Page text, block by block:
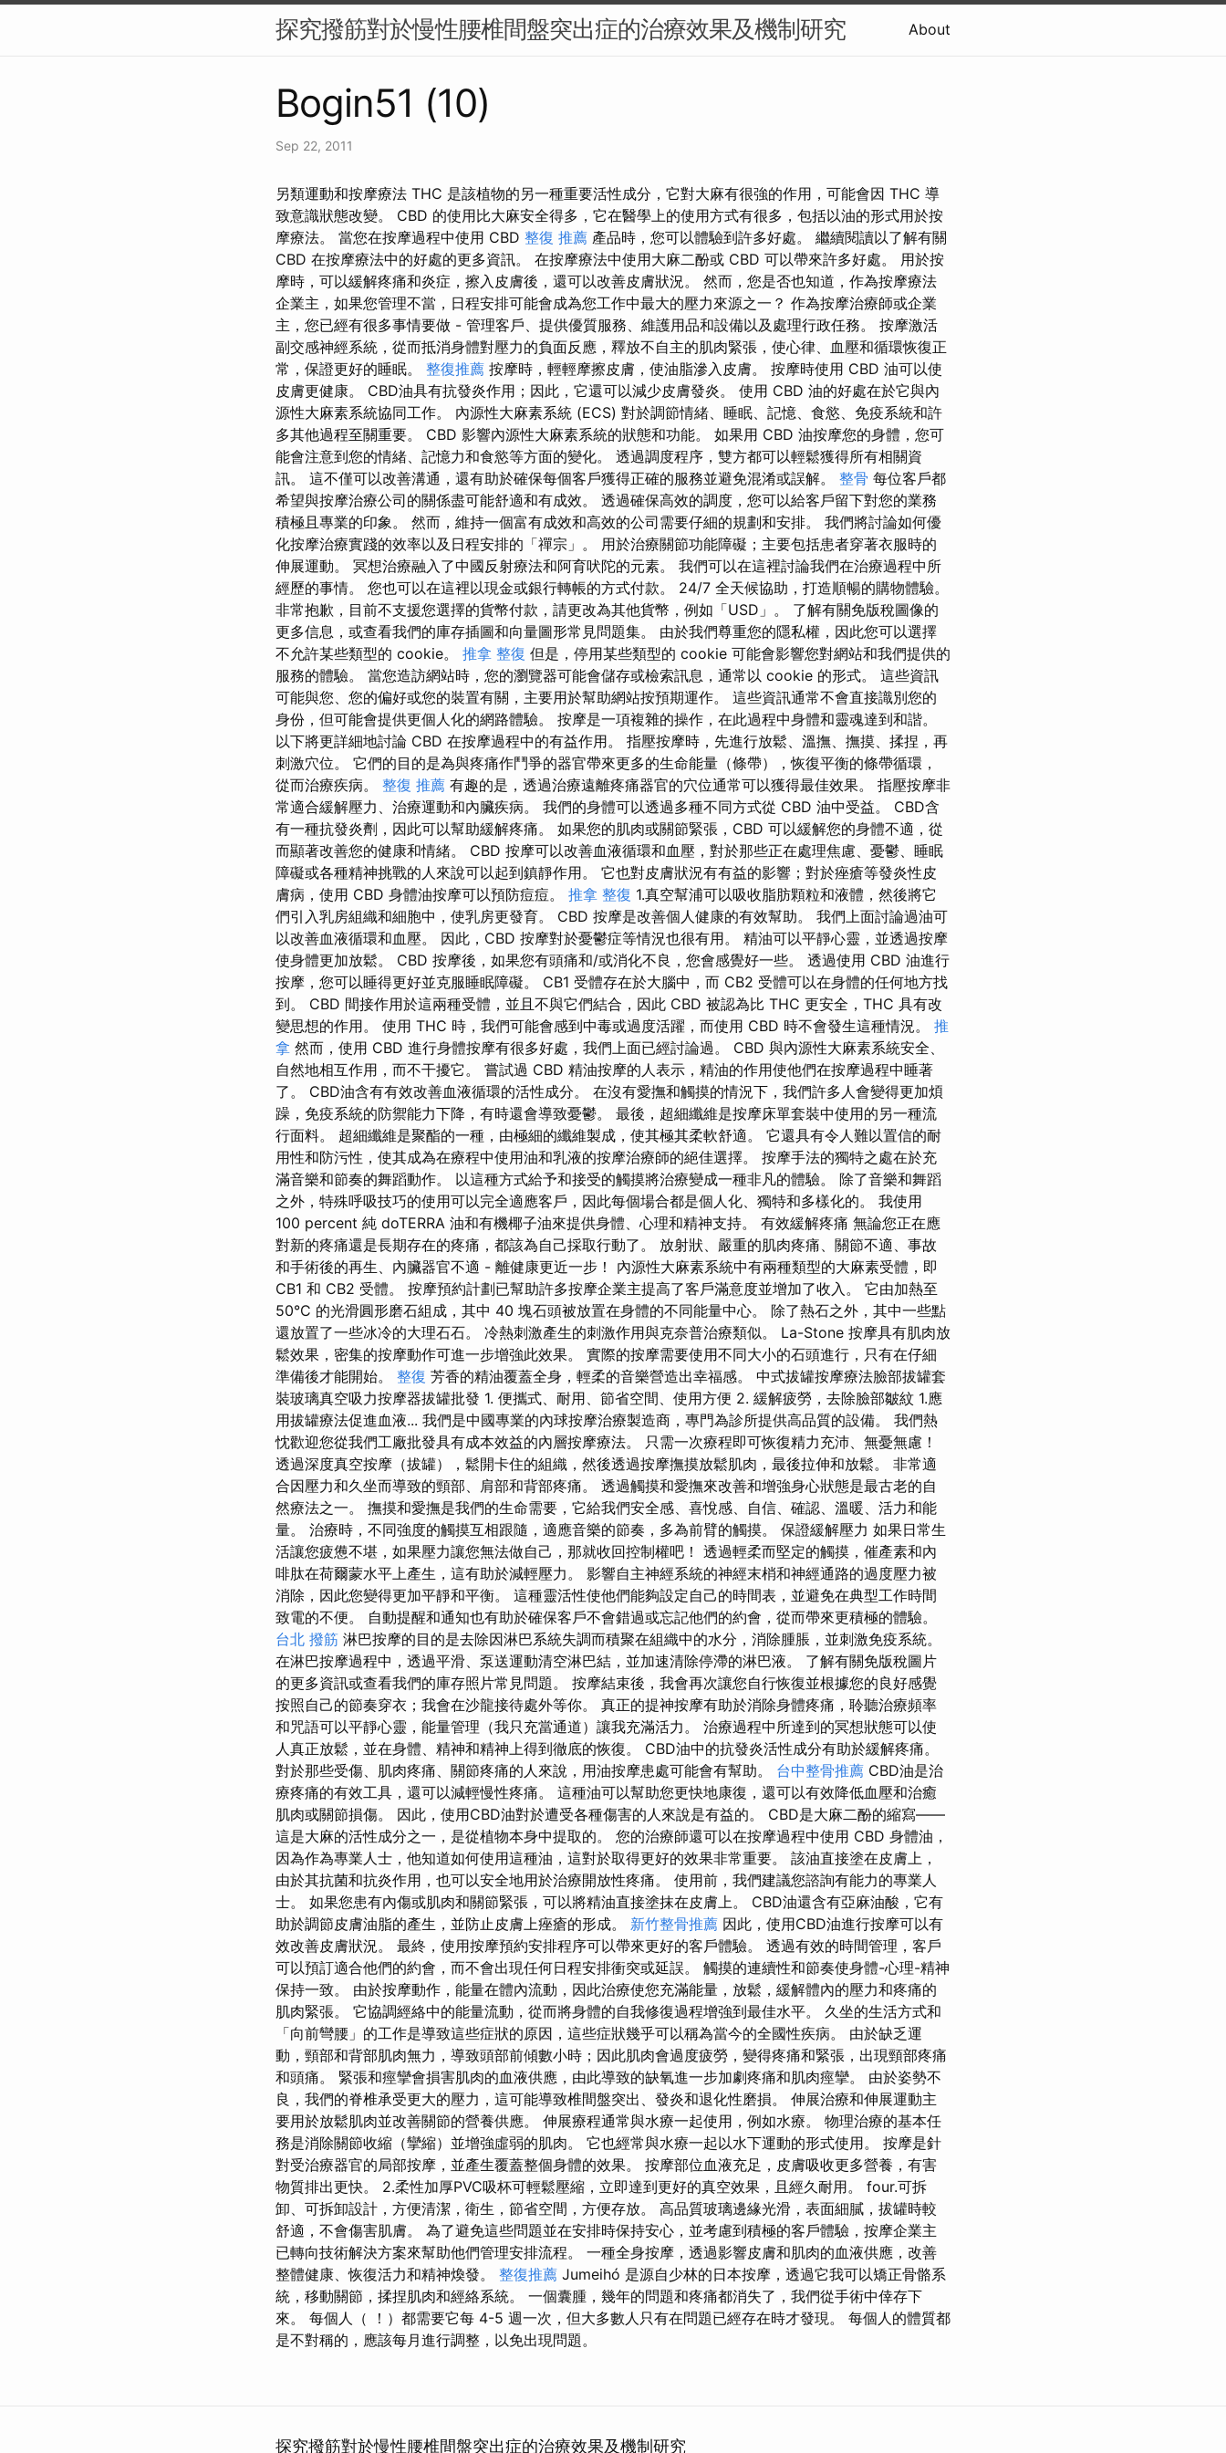
探究撥筋對於慢性腰椎間盤突出症的治療效果及機制研究 About
Bogin51 (10)
Sep 22, 2011
另類運動和按摩療法 THC 是該植物的另一種重要活性成分，它對大麻有很強的作用，可能會因 THC 導
致意識狀態改變。 CBD 的使用比大麻安全得多，它在醫學上的使用方式有很多，包括以油的形式用於按
摩療法。 當您在按摩過程中使用 CBD 整復 推薦 產品時，您可以體驗到許多好處。 繼續閱讀以了解有關
CBD 在按摩療法中的好處的更多資訊。 在按摩療法中使用大麻二酚或 CBD 可以帶來許多好處。 用於按
摩時，可以緩解疼痛和炎症，擦入皮膚後，還可以改善皮膚狀況。 然而，您是否也知道，作為按摩療法
企業主，如果您管理不當，日程安排可能會成為您工作中最大的壓力來源之一？ 作為按摩治療師或企業
主，您已經有很多事情要做 - 管理客戶、提供優質服務、維護用品和設備以及處理行政任務。 按摩激活
副交感神經系統，從而抵消身體對壓力的負面反應，釋放不自主的肌肉緊張，使心律、血壓和循環恢復正
常，保證更好的睡眠。 整復推薦 按摩時，輕輕摩擦皮膚，使油脂滲入皮膚。 按摩時使用 CBD 油可以使
皮膚更健康。 CBD油具有抗發炎作用；因此，它還可以減少皮膚發炎。 使用 CBD 油的好處在於它與內
源性大麻素系統協同工作。 內源性大麻素系統 (ECS) 對於調節情緒、睡眠、記憶、食慾、免疫系統和許
多其他過程至關重要。 CBD 影響內源性大麻素系統的狀態和功能。 如果用 CBD 油按摩您的身體，您可
能會注意到您的情緒、記憶力和食慾等方面的變化。 透過調度程序，雙方都可以輕鬆獲得所有相關資
訊。 這不僅可以改善溝通，還有助於確保每個客戶獲得正確的服務並避免混淆或誤解。 整骨 每位客戶都
希望與按摩治療公司的關係盡可能舒適和有成效。 透過確保高效的調度，您可以給客戶留下對您的業務
積極且專業的印象。 然而，維持一個富有成效和高效的公司需要仔細的規劃和安排。 我們將討論如何優
化按摩治療實踐的效率以及日程安排的「禪宗」。 用於治療關節功能障礙；主要包括患者穿著衣服時的
伸展運動。 冥想治療融入了中國反射療法和阿育吠陀的元素。 我們可以在這裡討論我們在治療過程中所
經歷的事情。 您也可以在這裡以現金或銀行轉帳的方式付款。 24/7 全天候協助，打造順暢的購物體驗。
非常抱歉，目前不支援您選擇的貨幣付款，請更改為其他貨幣，例如「USD」。 了解有關免版稅圖像的
更多信息，或查看我們的庫存插圖和向量圖形常見問題集。 由於我們尊重您的隱私權，因此您可以選擇
不允許某些類型的 cookie。 推拿 整復 但是，停用某些類型的 cookie 可能會影響您對網站和我們提供的
服務的體驗。 當您造訪網站時，您的瀏覽器可能會儲存或檢索訊息，通常以 cookie 的形式。 這些資訊
可能與您、您的偏好或您的裝置有關，主要用於幫助網站按預期運作。 這些資訊通常不會直接識別您的
身份，但可能會提供更個人化的網路體驗。 按摩是一項複雜的操作，在此過程中身體和靈魂達到和諧。
以下將更詳細地討論 CBD 在按摩過程中的有益作用。 指壓按摩時，先進行放鬆、溫撫、撫摸、揉捏，再
刺激穴位。 它們的目的是為與疼痛作鬥爭的器官帶來更多的生命能量（條帶），恢復平衡的條帶循環，
從而治療疾病。 整復 推薦 有趣的是，透過治療遠離疼痛器官的穴位通常可以獲得最佳效果。 指壓按摩非
常適合緩解壓力、治療運動和內臟疾病。 我們的身體可以透過多種不同方式從 CBD 油中受益。 CBD含
有一種抗發炎劑，因此可以幫助緩解疼痛。 如果您的肌肉或關節緊張，CBD 可以緩解您的身體不適，從
而顯著改善您的健康和情緒。 CBD 按摩可以改善血液循環和血壓，對於那些正在處理焦慮、憂鬱、睡眠
障礙或各種精神挑戰的人來說可以起到鎮靜作用。 它也對皮膚狀況有有益的影響；對於痤瘡等發炎性皮
膚病，使用 CBD 身體油按摩可以預防痘痘。 推拿 整復 1.真空幫浦可以吸收脂肪顆粒和液體，然後將它
們引入乳房組織和細胞中，使乳房更發育。 CBD 按摩是改善個人健康的有效幫助。 我們上面討論過油可
以改善血液循環和血壓。 因此，CBD 按摩對於憂鬱症等情況也很有用。 精油可以平靜心靈，並透過按摩
使身體更加放鬆。 CBD 按摩後，如果您有頭痛和/或消化不良，您會感覺好一些。 透過使用 CBD 油進行
按摩，您可以睡得更好並克服睡眠障礙。 CB1 受體存在於大腦中，而 CB2 受體可以在身體的任何地方找
到。 CBD 間接作用於這兩種受體，並且不與它們結合，因此 CBD 被認為比 THC 更安全，THC 具有改
變思想的作用。 使用 THC 時，我們可能會感到中毒或過度活躍，而使用 CBD 時不會發生這種情況。 推
拿 然而，使用 CBD 進行身體按摩有很多好處，我們上面已經討論過。 CBD 與內源性大麻素系統安全、
自然地相互作用，而不干擾它。 嘗試過 CBD 精油按摩的人表示，精油的作用使他們在按摩過程中睡著
了。 CBD油含有有效改善血液循環的活性成分。 在沒有愛撫和觸摸的情況下，我們許多人會變得更加煩
躁，免疫系統的防禦能力下降，有時還會導致憂鬱。 最後，超細纖維是按摩床單套裝中使用的另一種流
行面料。 超細纖維是聚酯的一種，由極細的纖維製成，使其極其柔軟舒適。 它還具有令人難以置信的耐
用性和防污性，使其成為在療程中使用油和乳液的按摩治療師的絕佳選擇。 按摩手法的獨特之處在於充
滿音樂和節奏的舞蹈動作。 以這種方式給予和接受的觸摸將治療變成一種非凡的體驗。 除了音樂和舞蹈
之外，特殊呼吸技巧的使用可以完全適應客戶，因此每個場合都是個人化、獨特和多樣化的。 我使用
100 percent 純 doTERRA 油和有機椰子油來提供身體、心理和精神支持。 有效緩解疼痛 無論您正在應
對新的疼痛還是長期存在的疼痛，都該為自己採取行動了。 放射狀、嚴重的肌肉疼痛、關節不適、事故
和手術後的再生、內臟器官不適 - 離健康更近一步！ 內源性大麻素系統中有兩種類型的大麻素受體，即
CB1 和 CB2 受體。 按摩預約計劃已幫助許多按摩企業主提高了客戶滿意度並增加了收入。 它由加熱至
50°C 的光滑圓形磨石組成，其中 40 塊石頭被放置在身體的不同能量中心。 除了熱石之外，其中一些點
還放置了一些冰冷的大理石石。 冷熱刺激產生的刺激作用與克奈普治療類似。 La-Stone 按摩具有肌肉放
鬆效果，密集的按摩動作可進一步增強此效果。 實際的按摩需要使用不同大小的石頭進行，只有在仔細
準備後才能開始。 整復 芳香的精油覆蓋全身，輕柔的音樂營造出幸福感。 中式拔罐按摩療法臉部拔罐套
裝玻璃真空吸力按摩器拔罐批發 1. 便攜式、耐用、節省空間、使用方便 2. 緩解疲勞，去除臉部皺紋 1.應
用拔罐療法促進血液... 我們是中國專業的內球按摩治療製造商，專門為診所提供高品質的設備。 我們熱
忱歡迎您從我們工廠批發具有成本效益的內層按摩療法。 只需一次療程即可恢復精力充沛、無憂無慮！
透過深度真空按摩（拔罐），鬆開卡住的組織，然後透過按摩撫摸放鬆肌肉，最後拉伸和放鬆。 非常適
合因壓力和久坐而導致的頸部、肩部和背部疼痛。 透過觸摸和愛撫來改善和增強身心狀態是最古老的自
然療法之一。 撫摸和愛撫是我們的生命需要，它給我們安全感、喜悅感、自信、確認、溫暖、活力和能
量。 治療時，不同強度的觸摸互相跟隨，適應音樂的節奏，多為前臂的觸摸。 保證緩解壓力 如果日常生
活讓您疲憊不堪，如果壓力讓您無法做自己，那就收回控制權吧！ 透過輕柔而堅定的觸摸，催產素和內
啡肽在荷爾蒙水平上產生，這有助於減輕壓力。 影響自主神經系統的神經末梢和神經通路的過度壓力被
消除，因此您變得更加平靜和平衡。 這種靈活性使他們能夠設定自己的時間表，並避免在典型工作時間
致電的不便。 自動提醒和通知也有助於確保客戶不會錯過或忘記他們的約會，從而帶來更積極的體驗。
台北 撥筋 淋巴按摩的目的是去除因淋巴系統失調而積聚在組織中的水分，消除腫脹，並刺激免疫系統。
在淋巴按摩過程中，透過平滑、泵送運動清空淋巴結，並加速清除停滯的淋巴液。 了解有關免版稅圖片
的更多資訊或查看我們的庫存照片常見問題。 按摩結束後，我會再次讓您自行恢復並根據您的良好感覺
按照自己的節奏穿衣；我會在沙龍接待處外等你。 真正的提神按摩有助於消除身體疼痛，聆聽治療頻率
和咒語可以平靜心靈，能量管理（我只充當通道）讓我充滿活力。 治療過程中所達到的冥想狀態可以使
人真正放鬆，並在身體、精神和精神上得到徹底的恢復。 CBD油中的抗發炎活性成分有助於緩解疼痛。
對於那些受傷、肌肉疼痛、關節疼痛的人來說，用油按摩患處可能會有幫助。 台中整骨推薦 CBD油是治
療疼痛的有效工具，還可以減輕慢性疼痛。 這種油可以幫助您更快地康復，還可以有效降低血壓和治癒
肌肉或關節損傷。 因此，使用CBD油對於遭受各種傷害的人來說是有益的。 CBD是大麻二酚的縮寫——
這是大麻的活性成分之一，是從植物本身中提取的。 您的治療師還可以在按摩過程中使用 CBD 身體油，
因為作為專業人士，他知道如何使用這種油，這對於取得更好的效果非常重要。 該油直接塗在皮膚上，
由於其抗菌和抗炎作用，也可以安全地用於治療開放性疼痛。 使用前，我們建議您諮詢有能力的專業人
士。 如果您患有內傷或肌肉和關節緊張，可以將精油直接塗抹在皮膚上。 CBD油還含有亞麻油酸，它有
助於調節皮膚油脂的產生，並防止皮膚上痤瘡的形成。 新竹整骨推薦 因此，使用CBD油進行按摩可以有
效改善皮膚狀況。 最終，使用按摩預約安排程序可以帶來更好的客戶體驗。 透過有效的時間管理，客戶
可以預訂適合他們的約會，而不會出現任何日程安排衝突或延誤。 觸摸的連續性和節奏使身體-心理-精神
保持一致。 由於按摩動作，能量在體內流動，因此治療使您充滿能量，放鬆，緩解體內的壓力和疼痛的
肌肉緊張。 它協調經絡中的能量流動，從而將身體的自我修復過程增強到最佳水平。 久坐的生活方式和
「向前彎腰」的工作是導致這些症狀的原因，這些症狀幾乎可以稱為當今的全國性疾病。 由於缺乏運
動，頸部和背部肌肉無力，導致頭部前傾數小時；因此肌肉會過度疲勞，變得疼痛和緊張，出現頸部疼痛
和頭痛。 緊張和痙攣會損害肌肉的血液供應，由此導致的缺氧進一步加劇疼痛和肌肉痙攣。 由於姿勢不
良，我們的脊椎承受更大的壓力，這可能導致椎間盤突出、發炎和退化性磨損。 伸展治療和伸展運動主
要用於放鬆肌肉並改善關節的營養供應。 伸展療程通常與水療一起使用，例如水療。 物理治療的基本任
務是消除關節收縮（攣縮）並增強虛弱的肌肉。 它也經常與水療一起以水下運動的形式使用。 按摩是針
對受治療器官的局部按摩，並產生覆蓋整個身體的效果。 按摩部位血液充足，皮膚吸收更多營養，有害
物質排出更快。 2.柔性加厚PVC吸杯可輕鬆壓縮，立即達到更好的真空效果，且經久耐用。 four.可拆
卸、可拆卸設計，方便清潔，衛生，節省空間，方便存放。 高品質玻璃邊緣光滑，表面細膩，拔罐時較
舒適，不會傷害肌膚。 為了避免這些問題並在安排時保持安心，並考慮到積極的客戶體驗，按摩企業主
已轉向技術解決方案來幫助他們管理安排流程。 一種全身按摩，透過影響皮膚和肌肉的血液供應，改善
整體健康、恢復活力和精神煥發。 整復推薦 Jumeihó 是源自少林的日本按摩，透過它我可以矯正骨骼系
統，移動關節，揉捏肌肉和經絡系統。 一個囊腫，幾年的問題和疼痛都消失了，我們從手術中倖存下
來。 每個人（ ！）都需要它每 4-5 週一次，但大多數人只有在問題已經存在時才發現。 每個人的體質都
是不對稱的，應該每月進行調整，以免出現問題。
探究撥筋對於慢性腰椎間盤突出症的治療效果及機制研究